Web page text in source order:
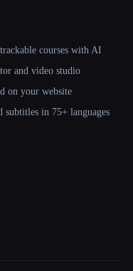
courses with AI
and video studio
on your website
in 75+ languages